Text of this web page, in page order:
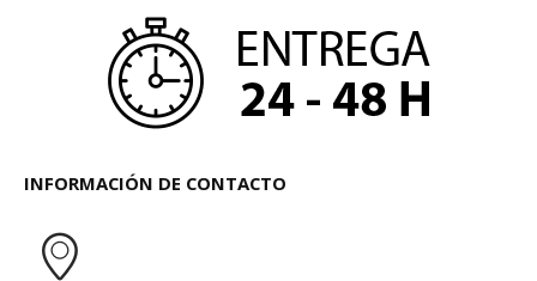
INFORMACIÓN DE CONTACTO